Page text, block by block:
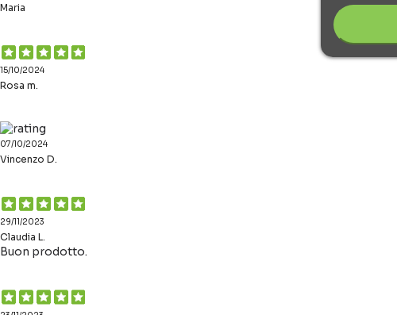
Maria
15/10/2024
Rosa m.
07/10/2024
Vincenzo D.
29/11/2023
Claudia L.
Buon prodotto.